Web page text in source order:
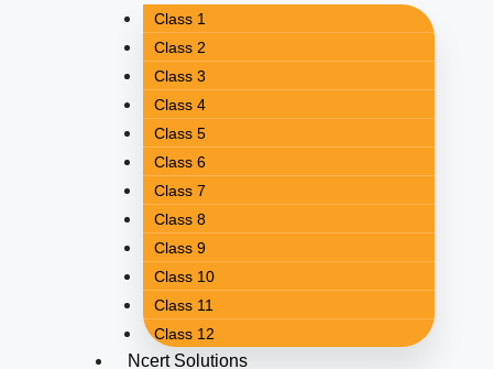
Class 1
Class 2
Class 3
Class 4
Class 5
Class 6
Class 7
Class 8
Class 9
Class 10
Class 11
Class 12
Ncert Solutions